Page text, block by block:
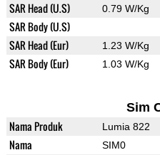
SAR Head (U.S) 0.79 W/Kg
SAR Body (U.S)
SAR Head (Eur) 1.23 W/Kg
SAR Body (Eur) 1.03 W/Kg
Sim
Nama Produk Lumia 822
Nama SIM0